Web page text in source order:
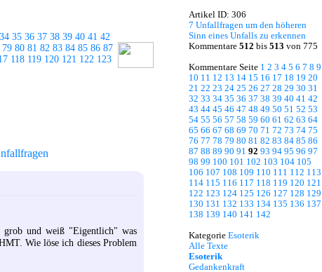
34 35 36 37 38 39 40 41 42
79 80 81 82 83 84 85 86 87
118 119 120 121 122 123
grob und weiß "Eigentlich" was
Wie löse ich dieses Problem
Artikel ID: 306
7 Unfallfragen um den höheren
Sinn eines Unfalls zu erkennen
Kommentare 512 bis 513 von 775
Kommentare Seite 1 2 3 4 5 6 7 8 9
10 11 12 13 14 15 16 17 18 19 20
21 22 23 24 25 26 27 28 29 30 31
32 33 34 35 36 37 38 39 40 41 42
43 44 45 46 47 48 49 50 51 52 53
54 55 56 57 58 59 60 61 62 63 64
65 66 67 68 69 70 71 72 73 74 75
76 77 78 79 80 81 82 83 84 85 86
87 88 89 90 91 92 93 94 95 96 97
98 99 100 101 102 103 104 105
106 107 108 109 110 111 112 113
114 115 116 117 118 119 120 121
122 123 124 125 126 127 128 129
130 131 132 133 134 135 136 137
138 139 140 141 142
Kategorie Esoterik
Alle Texte
Esoterik
Gedankenkraft